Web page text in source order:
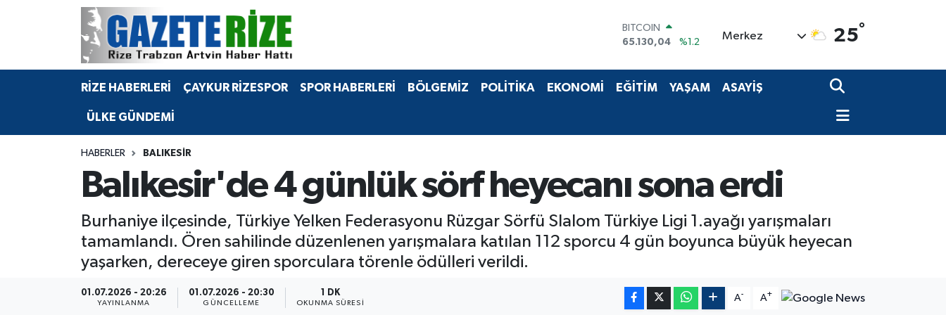
BITCOIN
65.130,04
%1.2
EURO
55,1652
%0.27
GRAM ALTIN
13.887
%64
Merkez 25°
RİZE HABERLERİ ÇAYKUR RİZESPOR SPOR HABERLERİ BÖLGEMİZ POLİTİKA EKONOMİ EĞİTİM YAŞAM ASAYİŞ
ÜLKE GÜNDEMİ
HABERLER BALIKESIR
Balıkesir'de 4 günlük sörf heyecanı sona erdi
Burhaniye ilçesinde, Türkiye Yelken Federasyonu Rüzgar Sörfü Slalom Türkiye Ligi 1.ayağı yarışmaları
tamamlandı. Ören sahilinde düzenlenen yarışmalara katılan 112 sporcu 4 gün boyunca büyük heyecan
yaşarken, dereceye giren sporculara törenle ödülleri verildi.
01.07.2026 - 20:26
YAYINLANMA
01.07.2026 - 20:30
GÜNCELLEME
1 DK
OKUNMA SÜRESI
A- A+
BÖLGEMİZ
Bilim Teknoloji
Advertising news
Merkez Nöbetçi Eczaneler
Merkez Hava Durumu
Merkez Trafik Yoğunluk Haritası
Tüm Manşetler
Son Dakika Haberleri
Haber Arşivi